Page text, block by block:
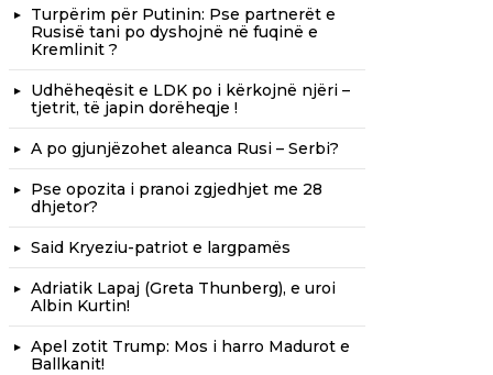
Turpërim për Putinin: Pse partnerët e
Rusisë tani po dyshojnë në fuqinë e
Kremlinit ?
Udhëheqësit e LDK po i kërkojnë njëri –
tjetrit, të japin dorëheqje !
A po gjunjëzohet aleanca Rusi – Serbi?
Pse opozita i pranoi zgjedhjet me 28
dhjetor?
Said Kryeziu-patriot e largpamës
Adriatik Lapaj (Greta Thunberg), e uroi
Albin Kurtin!
Apel zotit Trump: Mos i harro Madurot e
Ballkanit!